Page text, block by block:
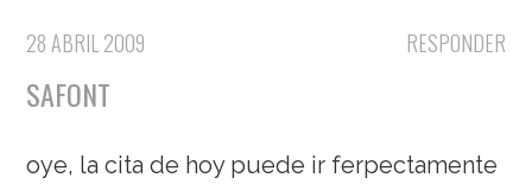
RESPONDER
28 ABRIL 2009
SAFONT
oye, la cita de hoy puede ir ferpectamente